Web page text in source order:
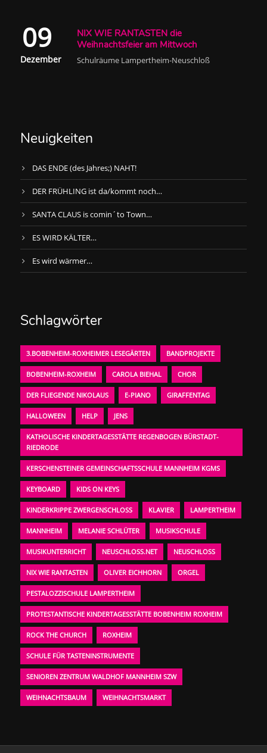
09
Dezember
NIX WIE RANTASTEN die
Weihnachtsfeier am Mittwoch
Schulräume Lampertheim-Neuschloß
Neuigkeiten
DAS ENDE (des Jahres;) NAHT!
DER FRÜHLING ist da/kommt noch…
SANTA CLAUS is comin´to Town…
ES WIRD KÄLTER…
Es wird wärmer…
Schlagwörter
3.BOBENHEIM-ROXHEIMER LESEGÄRTEN BANDPROJEKTE
BOBENHEIM-ROXHEIM CAROLA BIEHAL CHOR
DER FLIEGENDE NIKOLAUS E-PIANO GIRAFFENTAG
HALLOWEEN HELP JENS
KATHOLISCHE KINDERTAGESSTÄTTE REGENBOGEN BÜRSTADT-
RIEDRODE
KERSCHENSTEINER GEMEINSCHAFTSSCHULE MANNHEIM KGMS
KEYBOARD KIDS ON KEYS
KINDERKRIPPE ZWERGENSCHLOSS KLAVIER LAMPERTHEIM
MANNHEIM MELANIE SCHLÜTER MUSIKSCHULE
MUSIKUNTERRICHT NEUSCHLOSS.NET NEUSCHLOSS
NIX WIE RANTASTEN OLIVER EICHHORN ORGEL
PESTALOZZISCHULE LAMPERTHEIM
PROTESTANTISCHE KINDERTAGESSTÄTTE BOBENHEIM ROXHEIM
ROCK THE CHURCH ROXHEIM
SCHULE FÜR TASTENINSTRUMENTE
SENIOREN ZENTRUM WALDHOF MANNHEIM SZW
WEIHNACHTSBAUM WEIHNACHTSMARKT